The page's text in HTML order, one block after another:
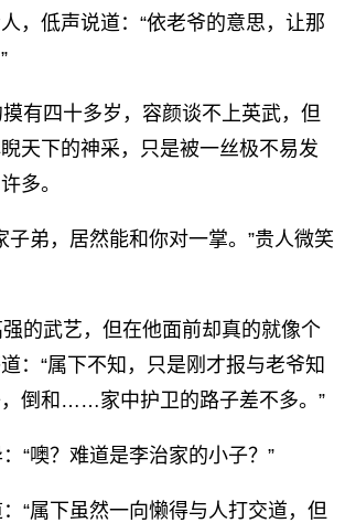
，低声说道：“依老爷的意思，让那
有四十多岁，容颜谈不上英武，但
天下的神采，只是被一丝极不易发
多。
弟，居然能和你对一掌。”贵人微笑
的武艺，但在他面前却真的就像个
：“属下不知，只是刚才报与老爷知
倒和……家中护卫的路子差不多。”
“噢？难道是李治家的小子？”
“属下虽然一向懒得与人打交道，但